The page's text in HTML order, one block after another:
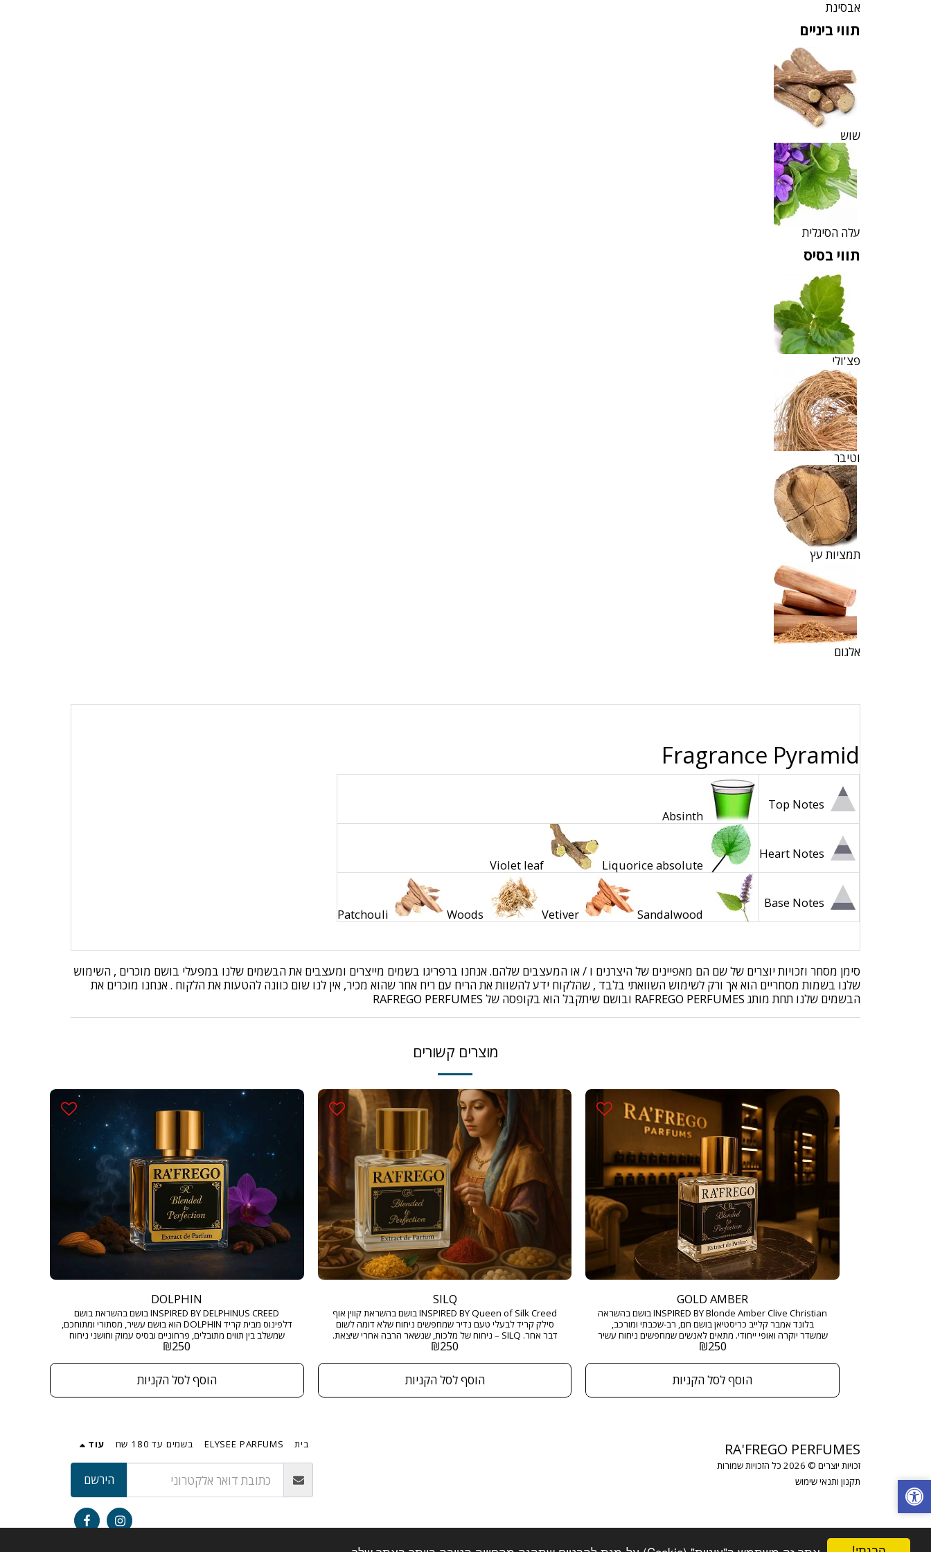
אבסינת
תווי ביניים
שוש
עלה הסיגלית
תווי בסיס
פצ'ולי
וטיבר
תמציות עץ
אלגום
Fragrance Pyramid
Absinth
Violet leaf Liquorice absolute
Patchouli Woods Vetiver Sandalwood
סימן מסחר וזכויות יוצרים של שם הם מאפיינים של היצרנים ו / או המעצבים שלהם. אנחנו ברפריגו בשמים מייצרים ומעצבים את הבשמים שלנו במפעלי בושם מוכרים , השימוש
שלנו בשמות מסחריים הוא אך ורק לשימוש השוואתי בלבד , שהלקוח ידע להשוות את הריח עם ריח אחר שהוא מכיר, אין לנו שום כוונה להטעות את הלקוח . אנחנו מוכרים את
הבשמים שלנו תחת מותג RAFREGO PERFUMES ובושם שיתקבל הוא בקופסה של RAFREGO PERFUMES
מוצרים קשורים
GOLD AMBER
INSPIRED BY Blonde Amber Clive Christian בושם בהשראה
בלונד אמבר קלייב כריסטיאן בושם חם, רב-שכבתי ומורכב,
שמשדר יוקרה ואופי ייחודי. מתאים לאנשים שמחפשים ניחוח עשיר
שמתאים לאירועים מיוחדים או לערבים בלתי נשכחים. ניחוח
₪250
הוסף לסל הקניות
SILQ
INSPIRED BY Queen of Silk Creed בושם בהשראת קווין אוף
סילק קריד לבעלי טעם נדיר שמחפשים ניחוח שלא דומה לשום
דבר אחר. SILQ – ניחוח של מלכות, שנשאר הרבה אחרי שיצאת.
₪250
הוסף לסל הקניות
DOLPHIN
INSPIRED BY DELPHINUS CREED בושם בהשראת בושם
דלפינוס מבית קריד DOLPHIN הוא בושם עשיר, מסתורי ומתוחכם,
שמשלב בין תווים מתובלים, פרחוניים ובסיס עמוק וחושני ניחוח
₪250
הוסף לסל הקניות
RA'FREGO PERFUMES
זכויות יוצרים © 2026 כל הזכויות שמורות
תקנון ותנאי שימוש
בית ELYSEE PARFUMS בשמים עד 180 שח עוד
הירשם